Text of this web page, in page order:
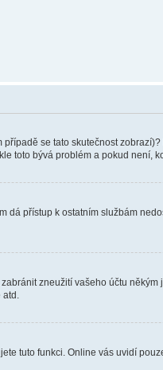
se tato skutečnost
toto bývá problém a pokud není,
přístup k ostatním službám
zneužití vašeho účtu
atd.
tuto funkci. Online vás uvidí